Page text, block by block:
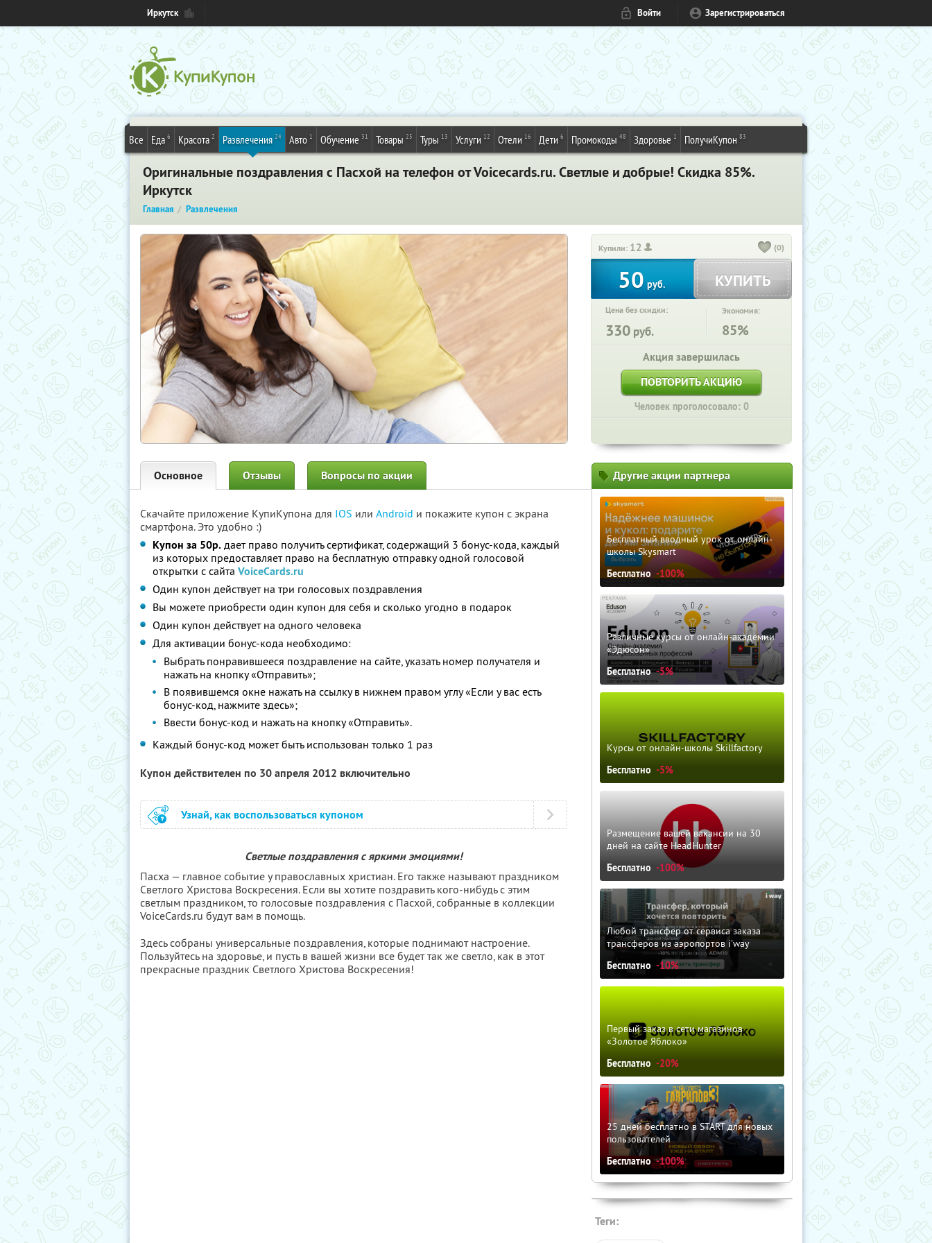
Иркутск Войти Зарегистрироваться
Все Еда 6 Красота 2 Развлечения 24 Авто 1 Обучение 31 Товары 25 Туры 13 Услуги 12 Отели 16 Дети 6 Промокоды 48 Здоровье 1 ПолучиКупон 83
Оригинальные поздравления с Пасхой на телефон от Voicecards.ru. Светлые и добрые! Скидка 85%.
Иркутск
Главная Развлечения
Купили: 12 (0)
50 руб. КУПИТЬ
Цена без скидки:
330 руб.
Экономия:
85%
Акция завершилась
ПОВТОРИТЬ АКЦИЮ
Человек проголосовало: 0
Основное Отзывы Вопросы по акции
Скачайте приложение КупиКупона для IOS или Android и покажите купон с экрана
смартфона. Это удобно :)
Купон за 50р. дает право получить сертификат, содержащий 3 бонус-кода, каждый
из которых предоставляет право на бесплатную отправку одной голосовой
открытки с сайта VoiceCards.ru
Один купон действует на три голосовых поздравления
Вы можете приобрести один купон для себя и сколько угодно в подарок
Один купон действует на одного человека
Для активации бонус-кода необходимо:
Выбрать понравившееся поздравление на сайте, указать номер получателя и
нажать на кнопку «Отправить»;
В появившемся окне нажать на ссылку в нижнем правом углу «Если у вас есть
бонус-код, нажмите здесь»;
Ввести бонус-код и нажать на кнопку «Отправить».
Каждый бонус-код может быть использован только 1 раз
Купон действителен по 30 апреля 2012 включительно
Узнай, как воспользоваться купоном
Светлые поздравления с яркими эмоциями!
Пасха — главное событие у православных христиан. Его также называют праздником
Светлого Христова Воскресения. Если вы хотите поздравить кого-нибудь с этим
светлым праздником, то голосовые поздравления с Пасхой, собранные в коллекции
VoiceCards.ru будут вам в помощь.
Здесь собраны универсальные поздравления, которые поднимают настроение.
Пользуйтесь на здоровье, и пусть в вашей жизни все будет так же светло, как в этот
прекрасные праздник Светлого Христова Воскресения!
Другие акции партнера
Бесплатный вводный урок от онлайн-
школы Skysmart
Бесплатно -100%
Различные курсы от онлайн-академии
«Эдюсон»
Бесплатно -5%
Курсы от онлайн-школы Skillfactory
Бесплатно -5%
Размещение вашей вакансии на 30
дней на сайте HeadHunter
Бесплатно -100%
Любой трансфер от сервиса заказа
трансферов из аэропортов i'way
Бесплатно -10%
Первый заказ в сети магазинов
«Золотое Яблоко»
Бесплатно -20%
25 дней бесплатно в START для новых
пользователей
Бесплатно -100%
Теги: